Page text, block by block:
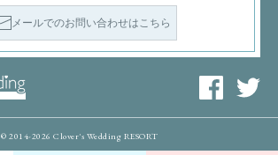
メールでのお問い合わせはこちら
© 2014-2026 Clover's Wedding RESORT